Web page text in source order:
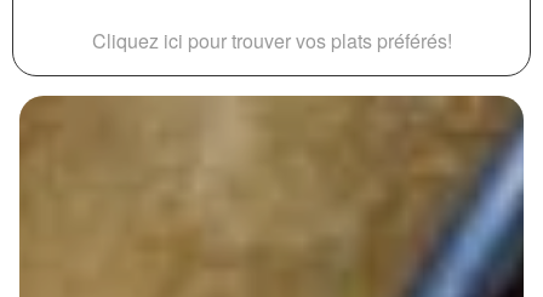
Cliquez ici pour trouver vos plats préférés!